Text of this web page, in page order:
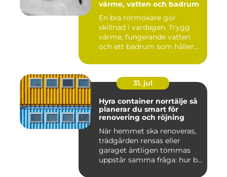
värme, vatten och badrum
En bra rörmokare gör
skillnad i vardagen. Trygg
värme, fungerande vatten
och ett badrum som håller
31. jul
Hyra container norrtälje så
planerar du smart för
renovering och röjning
När hemmet ska renoveras,
trädgården rensas eller
garaget äntligen tömmas
uppstår samma fråga: hur b...